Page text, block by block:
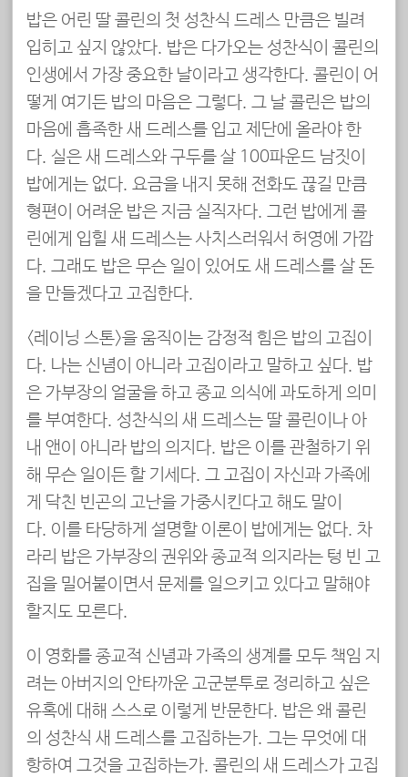
밥은 어린 딸 콜린의 첫 성찬식 드레스 만큼은 빌려
입히고 싶지 않았다. 밥은 다가오는 성찬식이 콜린의
인생에서 가장 중요한 날이라고 생각한다. 콜린이 어
떻게 여기든 밥의 마음은 그렇다. 그 날 콜린은 밥의
마음에 흡족한 새 드레스를 입고 제단에 올라야 한
다. 실은 새 드레스와 구두를 살 100파운드 남짓이
밥에게는 없다. 요금을 내지 못해 전화도 끊길 만큼
형편이 어려운 밥은 지금 실직자다. 그런 밥에게 콜
린에게 입힐 새 드레스는 사치스러워서 허영에 가깝
다. 그래도 밥은 무슨 일이 있어도 새 드레스를 살 돈
을 만들겠다고 고집한다.
<레이닝 스톤>을 움직이는 감정적 힘은 밥의 고집이
다. 나는 신념이 아니라 고집이라고 말하고 싶다. 밥
은 가부장의 얼굴을 하고 종교 의식에 과도하게 의미
를 부여한다. 성찬식의 새 드레스는 딸 콜린이나 아
내 앤이 아니라 밥의 의지다. 밥은 이를 관철하기 위
해 무슨 일이든 할 기세다. 그 고집이 자신과 가족에
게 닥친 빈곤의 고난을 가중시킨다고 해도 말이
다. 이를 타당하게 설명할 이론이 밥에게는 없다. 차
라리 밥은 가부장의 권위와 종교적 의지라는 텅 빈 고
집을 밀어붙이면서 문제를 일으키고 있다고 말해야
할지도 모른다.
이 영화를 종교적 신념과 가족의 생계를 모두 책임 지
려는 아버지의 안타까운 고군분투로 정리하고 싶은
유혹에 대해 스스로 이렇게 반문한다. 밥은 왜 콜린
의 성찬식 새 드레스를 고집하는가. 그는 무엇에 대
항하여 그것을 고집하는가. 콜린의 새 드레스가 고집